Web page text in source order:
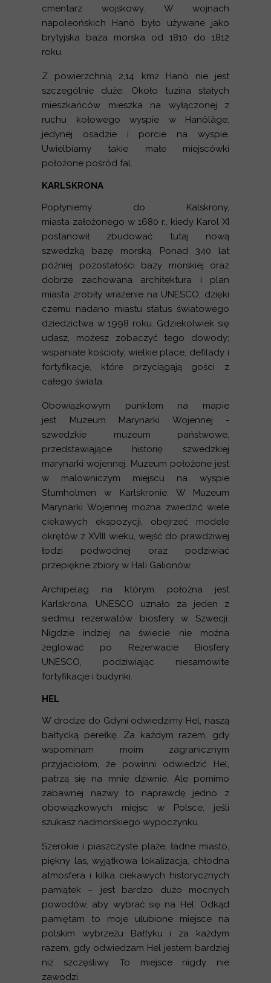
cmentarz wojskowy. W wojnach
napoleońskich Hanö było używane jako
brytyjska baza morska od 1810 do 1812
roku.
Z powierzchnią 2,14 km2 Hanö nie jest
szczególnie duże. Około tuzina stałych
mieszkańców mieszka na wyłączonej z
ruchu kołowego wyspie w Hanöläge,
jedynej osadzie i porcie na wyspie.
Uwielbiamy takie małe miejscówki
położone pośród fal.
KARLSKRONA
Popłyniemy do Kalskrony,
miasta założonego w 1680 r., kiedy Karol XI
postanowił zbudować tutaj nową
szwedzką bazę morską. Ponad 340 lat
później pozostałości bazy morskiej oraz
dobrze zachowana architektura i plan
miasta zrobiły wrażenie na UNESCO, dzięki
czemu nadano miastu status światowego
dziedzictwa w 1998 roku. Gdziekolwiek się
udasz, możesz zobaczyć tego dowody;
wspaniałe kościoły, wielkie place, defilady i
fortyfikacje, które przyciągają gości z
całego świata.
Obowiązkowym punktem na mapie
jest Muzeum Marynarki Wojennej -
szwedzkie muzeum państwowe,
przedstawiające historię szwedzkiej
marynarki wojennej. Muzeum położone jest
w malowniczym miejscu na wyspie
Stumholmen w Karlskronie. W Muzeum
Marynarki Wojennej można zwiedzić wiele
ciekawych ekspozycji, obejrzeć modele
okrętów z XVIII wieku, wejść do prawdziwej
łodzi podwodnej oraz podziwiać
przepiękne zbiory w Hali Galionów.
Archipelag na którym położna jest
Karlskrona, UNESCO uznało za jeden z
siedmiu rezerwatów biosfery w Szwecji.
Nigdzie indziej na świecie nie można
żeglować po Rezerwacie Biosfery
UNESCO, podziwiając niesamowite
fortyfikacje i budynki.
HEL
W drodze do Gdyni odwiedzimy Hel, naszą
bałtycką perełkę. Za każdym razem, gdy
wspominam moim zagranicznym
przyjaciołom, że powinni odwiedzić Hel,
patrzą się na mnie dziwnie. Ale pomimo
zabawnej nazwy to naprawdę jedno z
obowiązkowych miejsc w Polsce, jeśli
szukasz nadmorskiego wypoczynku.
Szerokie i piaszczyste plaże, ładne miasto,
piękny las, wyjątkowa lokalizacja, chłodna
atmosfera i kilka ciekawych historycznych
pamiątek – jest bardzo dużo mocnych
powodów, aby wybrać się na Hel. Odkąd
pamiętam to moje ulubione miejsce na
polskim wybrzeżu Bałtyku i za każdym
razem, gdy odwiedzam Hel jestem bardziej
niż szczęśliwy. To miejsce nigdy nie
zawodzi.